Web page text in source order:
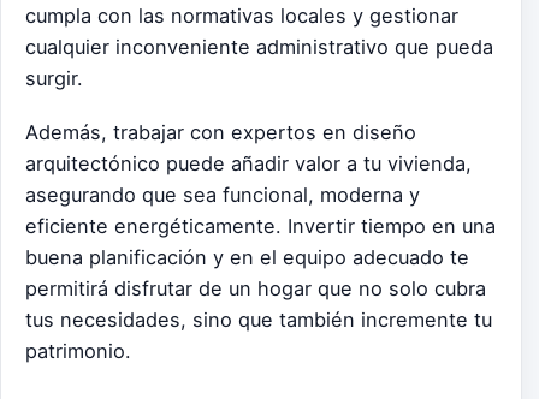
cumpla con las normativas locales y gestionar
cualquier inconveniente administrativo que pueda
surgir.
Además, trabajar con expertos en diseño
arquitectónico puede añadir valor a tu vivienda,
asegurando que sea funcional, moderna y
eficiente energéticamente. Invertir tiempo en una
buena planificación y en el equipo adecuado te
permitirá disfrutar de un hogar que no solo cubra
tus necesidades, sino que también incremente tu
patrimonio.